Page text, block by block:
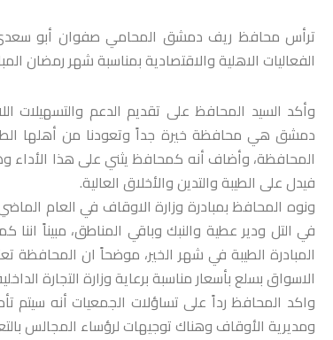
ترأس محافظ ريف دمشق المحامي صفوان أبو سعدى
الفعاليات الاهلية والاقتصادية بمناسبة شهر رمضان
وأكد السيد المحافظ على تقديم الدعم والتسهيلات
دمشق هي محافظة خيرة جداً وتعودنا من أهلها
المحافظة، وأضاف أنه كمحافظ يثني على هذا
فيدل على الطيبة والتدين والأخلاق العالية.
ونوه المحافظ بمبادرة وزارة الاوقاف في العام
في التل ودير عطية والنبك وباقي المناطق، مبيناً
المبادرة الطيبة في شهر الخير، موضحاً ان
الاسواق بسلع بأسعار مناسبة برعاية وزارة التجارة
واكد المحافظ رداً على تساؤلات الجمعيات أنه
ومديرية الأوقاف وهناك توجيهات لرؤساء المجالس